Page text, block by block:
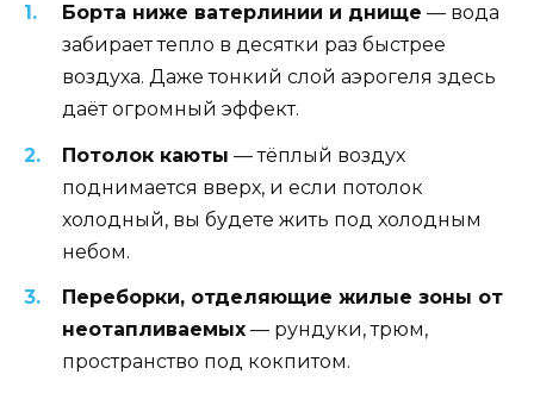
Борта ниже ватерлинии и днище — вода
забирает тепло в десятки раз быстрее
воздуха. Даже тонкий слой аэрогеля здесь
даёт огромный эффект.
Потолок каюты — тёплый воздух
поднимается вверх, и если потолок
холодный, вы будете жить под холодным
небом.
Переборки, отделяющие жилые зоны от
неотапливаемых — рундуки, трюм,
пространство под кокпитом.